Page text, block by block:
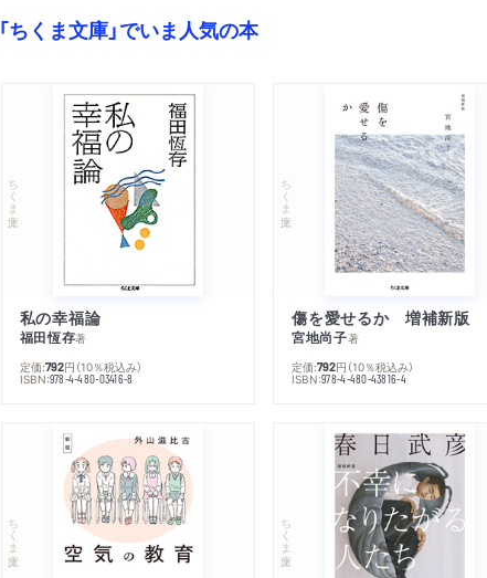
壁
結婚シーズンに―ある仲介業者の手帳から
七面鳥―ささやかな誤解
コントラバスとフルート―ある小景
舞踏会の雇われ楽師
結末のない話―ある小景
郵便局長とわたしの対話
男友だち
おとぎ話
全寮制女学校で
余計物たち
「ちくま文庫」でいま人気の本
ちくま文庫
私の幸福論
福田恆存著
定価:792円 （10％税込み）
ISBN:978-4-480-03416-8
ちくま文庫
傷を愛せるか 増補新版
宮地尚子著
定価:792円 （10％税込み）
ISBN:978-4-480-43816-4
ちくま文庫 ちくま文庫